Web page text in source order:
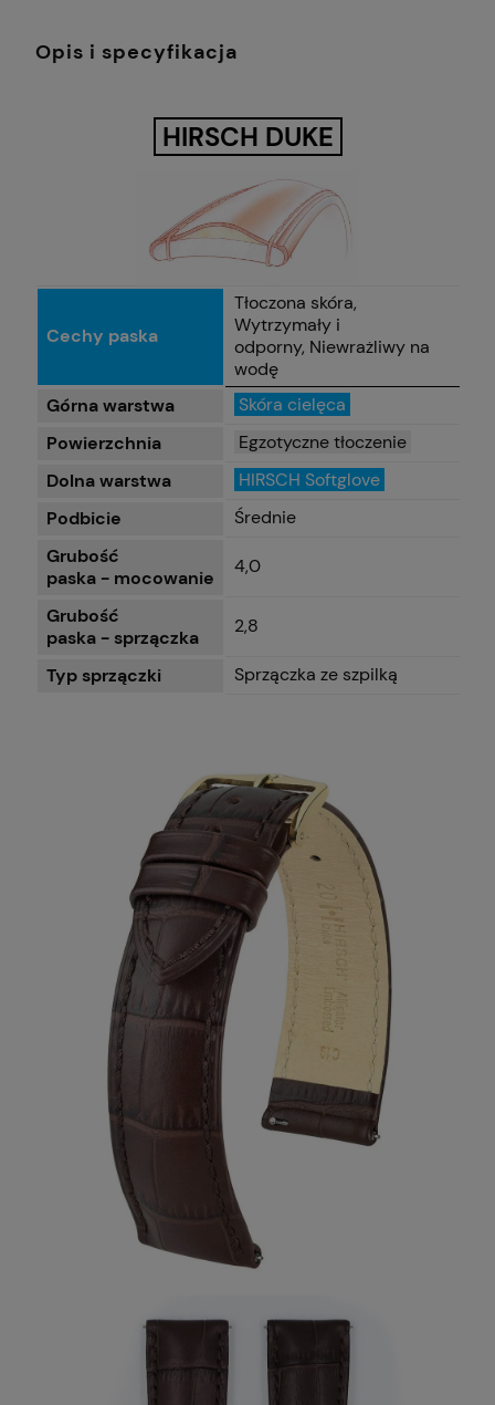
Opis i specyfikacja
HIRSCH DUKE
Cechy paska
Tłoczona skóra,
Wytrzymały i
odporny, Niewrażliwy na
wodę
Górna warstwa
Skóra cielęca
Powierzchnia
Egzotyczne tłoczenie
Dolna warstwa
HIRSCH Softglove
Podbicie
Średnie
Grubość
paska - mocowanie
4,0
Grubość
paska - sprzączka
2,8
Typ sprzączki Sprzączka ze szpilką